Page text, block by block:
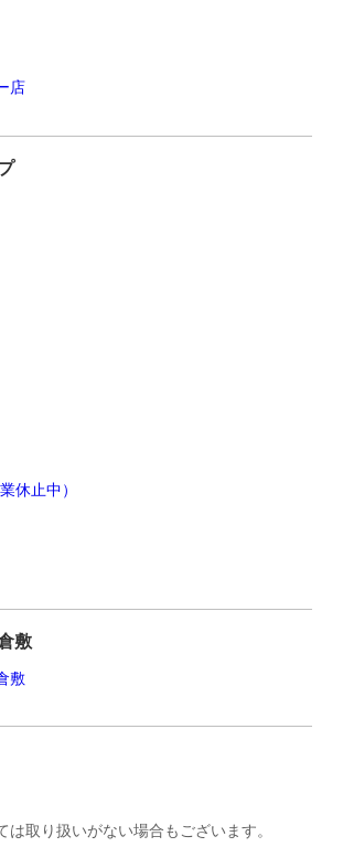
店
休止中）
敷
敷
取り扱いがない場合もございます。